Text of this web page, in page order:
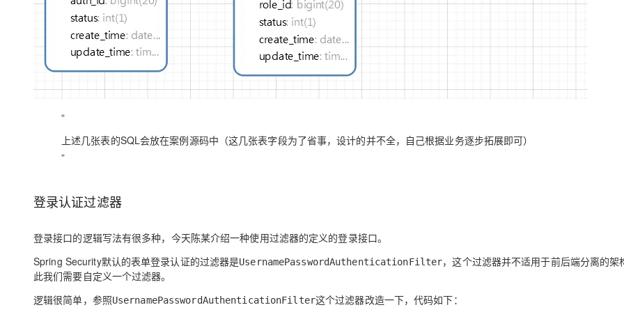
“
上述几张表的SQL会放在案例源码中（这几张表字段为了省事，设计的并不全，自己根据业务逐步拓展即可）
”
登录认证过滤器
登录接口的逻辑写法有很多种，今天陈某介绍一种使用过滤器的定义的登录接口。
Spring Security默认的表单登录认证的过滤器是UsernamePasswordAuthenticationFilter，这个过滤器并不适用于前后端分离的架
此我们需要自定义一个过滤器。
逻辑很简单，参照UsernamePasswordAuthenticationFilter这个过滤器改造一下，代码如下：